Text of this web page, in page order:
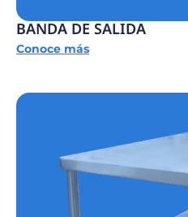
BANDA DE SALIDA
Conoce más